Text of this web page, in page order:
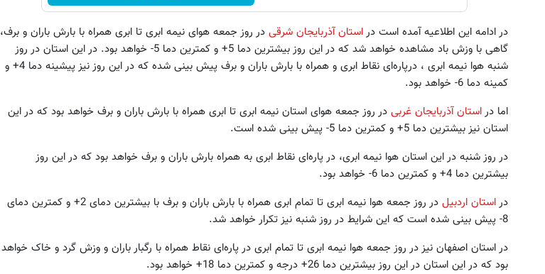
در ادامه این اطلاعیه آمده است دراستان آذربایجان شرقی در روز جمعه هوای نیمه ابری تا ابری همراه با بارش باران و برف،
گاهی با وزش باد مشاهده خواهد شد که در این روز بیشترین دما 5+ و کمترین دما 5- خواهد بود. در این استان در روز
شنبه هوا نیمه ابری ، درپاره‌ای نقاط ابری و همراه با بارش باران و برف پیش بینی شده که در این روز نیز پیشینه دما 4+ و
کمینه دما 6- خواهد بود.
اما دراستان آذربایجان غربی در روز جمعه هوای استان نیمه ابری تا ابری همراه با بارش باران و برف خواهد بود که در این
استان نیز بیشترین دما 5+ و کمترین دما 5- پیش بینی شده است.
در روز شنبه در این استان هوا نیمه ابری، در پاره‌ای نقاط ابری به همراه بارش باران و برف خواهد بود که در این روز
بیشترین دما 4+ و کمترین دما 6- خواهد بود.
دراستان اردبیل
در روز جمعه هوا نیمه ابری تا تمام ابری همراه با بارش باران و برف با بیشترین دمای 2+ و کمترین دمای
8- پیش بینی شده است که این شرایط در روز شنبه نیز تکرار خواهد شد.
در استان اصفهان نیز در روز جمعه هوا نیمه ابری تا تمام ابری در پاره‌ای نقاط همراه با رگبار باران و وزش گرد و خاک خواهد
بود که در این استان در این روز بیشترین دما 26+ درجه و کمترین دما 18+ خواهد بود.
چک صیادی
درخواست اعتبار
قویه
مشاوره رایگان!
گیاهی پاکسازیش کن